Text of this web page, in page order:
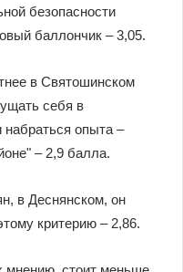
безопасности
баллончик – 3,05.
в Святошинском
себя в
набраться опыта –
– 2,9 балла.
в Деснянском, он
критерию – 2,86.